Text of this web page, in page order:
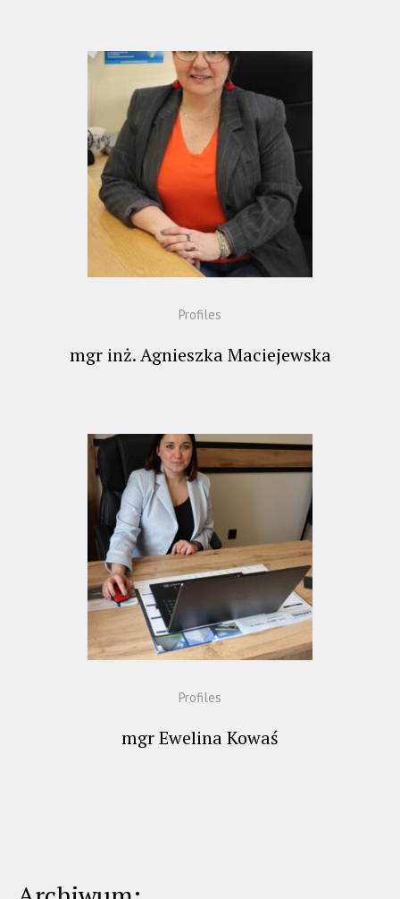
Profiles
mgr inż. Agnieszka Maciejewska
Profiles
mgr Ewelina Kowaś